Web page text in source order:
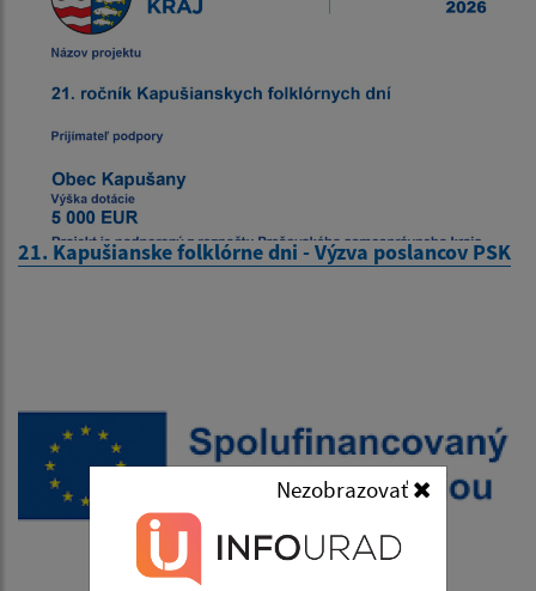
Nezobrazovať
21. Kapušianske folklórne dni - Výzva poslancov PSK